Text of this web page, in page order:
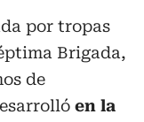
por tropas
Brigada,
de
en la